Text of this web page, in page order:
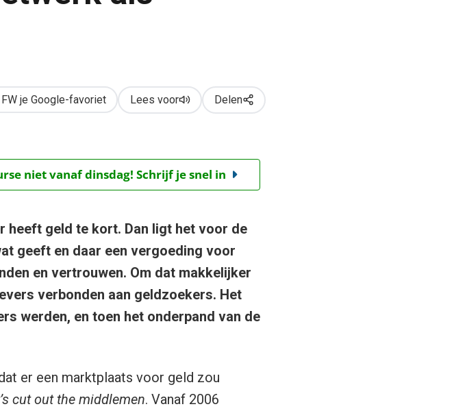
je Google-favoriet Lees voor Delen
niet vanaf dinsdag! Schrijf je snel in
heeft geld te kort. Dan ligt het voor de
geeft en daar een vergoeding voor
en vertrouwen. Om dat makkelijker
verbonden aan geldzoekers. Het
werden, en toen het onderpand van de
er een marktplaats voor geld zou
cut out the middlemen. Vanaf 2006